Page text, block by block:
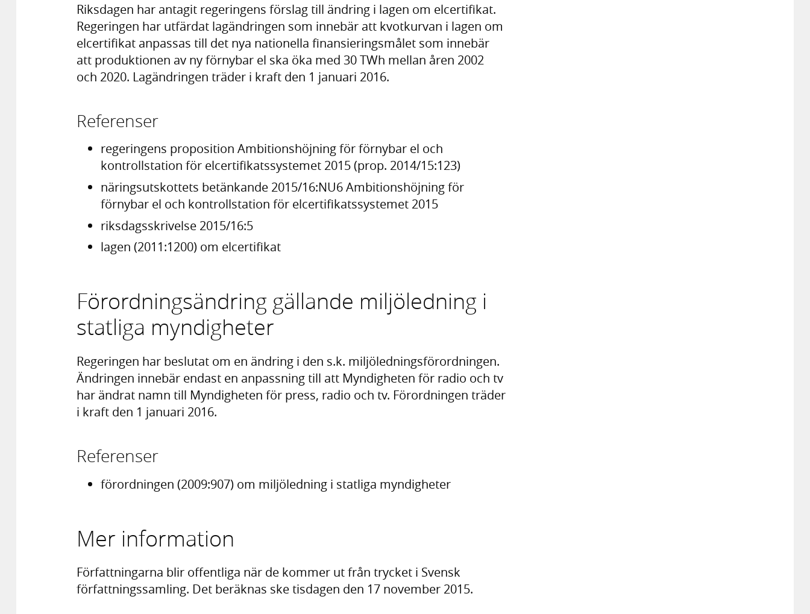
Riksdagen har antagit regeringens förslag till ändring i lagen om elcertifikat.
Regeringen har utfärdat lagändringen som innebär att kvotkurvan i lagen om
elcertifikat anpassas till det nya nationella finansieringsmålet som innebär
att produktionen av ny förnybar el ska öka med 30 TWh mellan åren 2002
och 2020. Lagändringen träder i kraft den 1 januari 2016.
Referenser
regeringens proposition Ambitionshöjning för förnybar el och
kontrollstation för elcertifikatssystemet 2015 (prop. 2014/15:123)
näringsutskottets betänkande 2015/16:NU6 Ambitionshöjning för
förnybar el och kontrollstation för elcertifikatssystemet 2015
riksdagsskrivelse 2015/16:5
lagen (2011:1200) om elcertifikat
Förordningsändring gällande miljöledning i
statliga myndigheter
Regeringen har beslutat om en ändring i den s.k. miljöledningsförordningen.
Ändringen innebär endast en anpassning till att Myndigheten för radio och tv
har ändrat namn till Myndigheten för press, radio och tv. Förordningen träder
i kraft den 1 januari 2016.
Referenser
förordningen (2009:907) om miljöledning i statliga myndigheter
Mer information
Författningarna blir offentliga när de kommer ut från trycket i Svensk
författningssamling. Det beräknas ske tisdagen den 17 november 2015.